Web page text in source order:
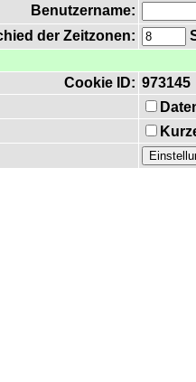
Benutzername:
der Zeitzonen:
Cookie ID: 973145